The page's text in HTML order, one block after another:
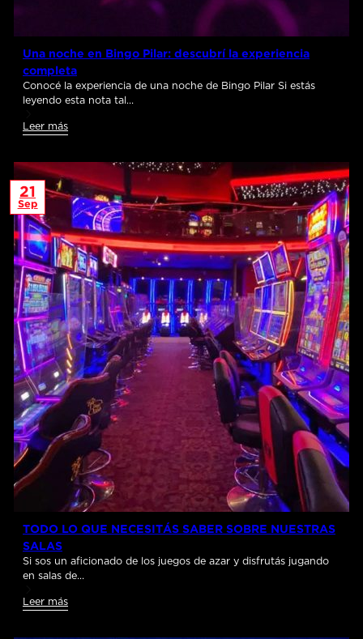
Una noche en Bingo Pilar: descubrí la experiencia
completa
Conocé la experiencia de una noche de Bingo Pilar Si estás
leyendo esta nota tal…
Leer más
21
Sep
TODO LO QUE NECESITÁS SABER SOBRE NUESTRAS
SALAS
Si sos un aficionado de los juegos de azar y disfrutás jugando
en salas de…
Leer más